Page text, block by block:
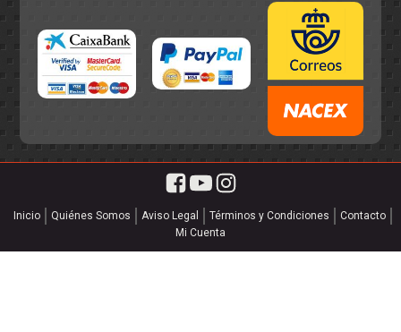
Inicio Quiénes Somos Aviso Legal Términos y Condiciones
Contacto
Mi Cuenta